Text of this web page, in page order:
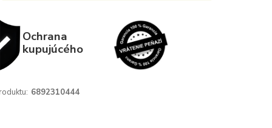
Ochrana
kupujúcého
6892310444